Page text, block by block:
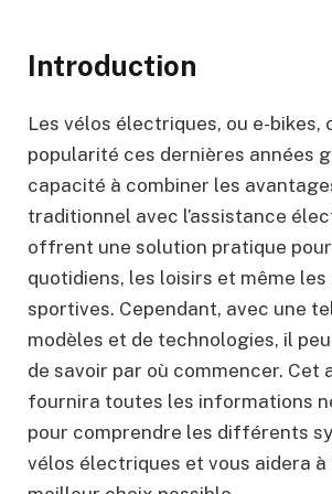
Introduction
Les vélos électriques, ou e-bikes,
popularité ces dernières années
capacité à combiner les
traditionnel avec l’assistance
offrent une solution pratique
quotidiens, les loisirs et même
sportives. Cependant, avec une
modèles et de technologies, il
de savoir par où commencer. Cet
fournira toutes les informations
pour comprendre les différents
vélos électriques et vous aidera